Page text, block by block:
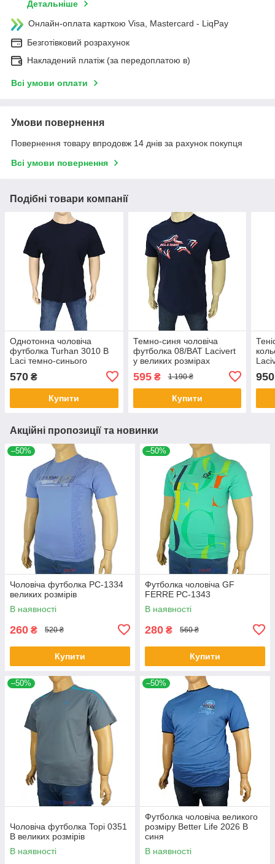
Детальніше
Онлайн-оплата карткою Visa, Mastercard - LiqPay
Безготівковий розрахунок
Накладений платіж (за передоплатою в)
Всі умови оплати
Умови повернення
Повернення товару впродовж 14 днів за рахунок покупця
Всі умови повернення
Подібні товари компанії
Однотонна чоловіча
футболка Turhan 3010 B
Laci темно-синього
570 ₴
Купити
Темно-синя чоловіча
футболка 08/BAT Lacivert
у великих розмірах
595₴ 1 190 ₴
Купити
950
Акційні пропозиції та новинки
–50%
Чоловіча футболка PC-1334
великих розмірів
В наявності
260 ₴ 520 ₴
Купити
–50%
Футболка чоловіча GF
FERRE PC-1343
В наявності
280 ₴ 560 ₴
Купити
–50%
Чоловіча футболка Topi 0351
B великих розмірів
В наявності
–50%
Футболка чоловіча великого
розміру Better Life 2026 В
синя
В наявності